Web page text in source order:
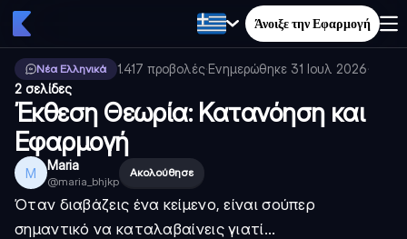
Άνοιξε την Εφαρμογή
Νέα Ελληνικά 1.417 προβολές·Ενημερώθηκε 31 Ιουλ 2026·
2 σελίδες
Έκθεση Θεωρία: Κατανόηση και
Εφαρμογή
M Maria
@maria_bhjkp
Ακολούθησε
Όταν διαβάζεις ένα κείμενο, είναι σούπερ
σημαντικό να καταλαβαίνεις γιατί...